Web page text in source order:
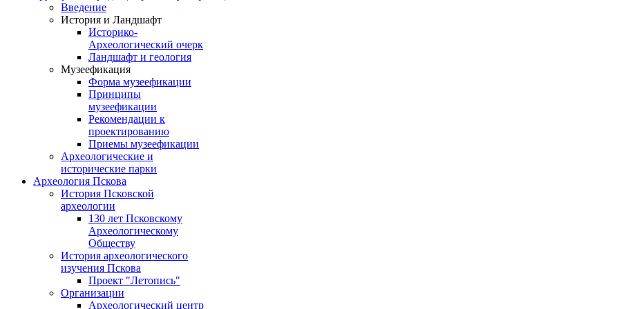
Введение
История и Ландшафт
Историко-
Археологический очерк
Ландшафт и геология
Музеефикация
Форма музеефикации
Принципы
музеефикации
Рекомендации к
проектированию
Приемы музеефикации
Археологические и
исторические парки
Археология Пскова
История Псковской
археологии
130 лет Псковскому
Археологическому
Обществу
История археологического
изучения Пскова
Проект "Летопись"
Организации
Археологический центр